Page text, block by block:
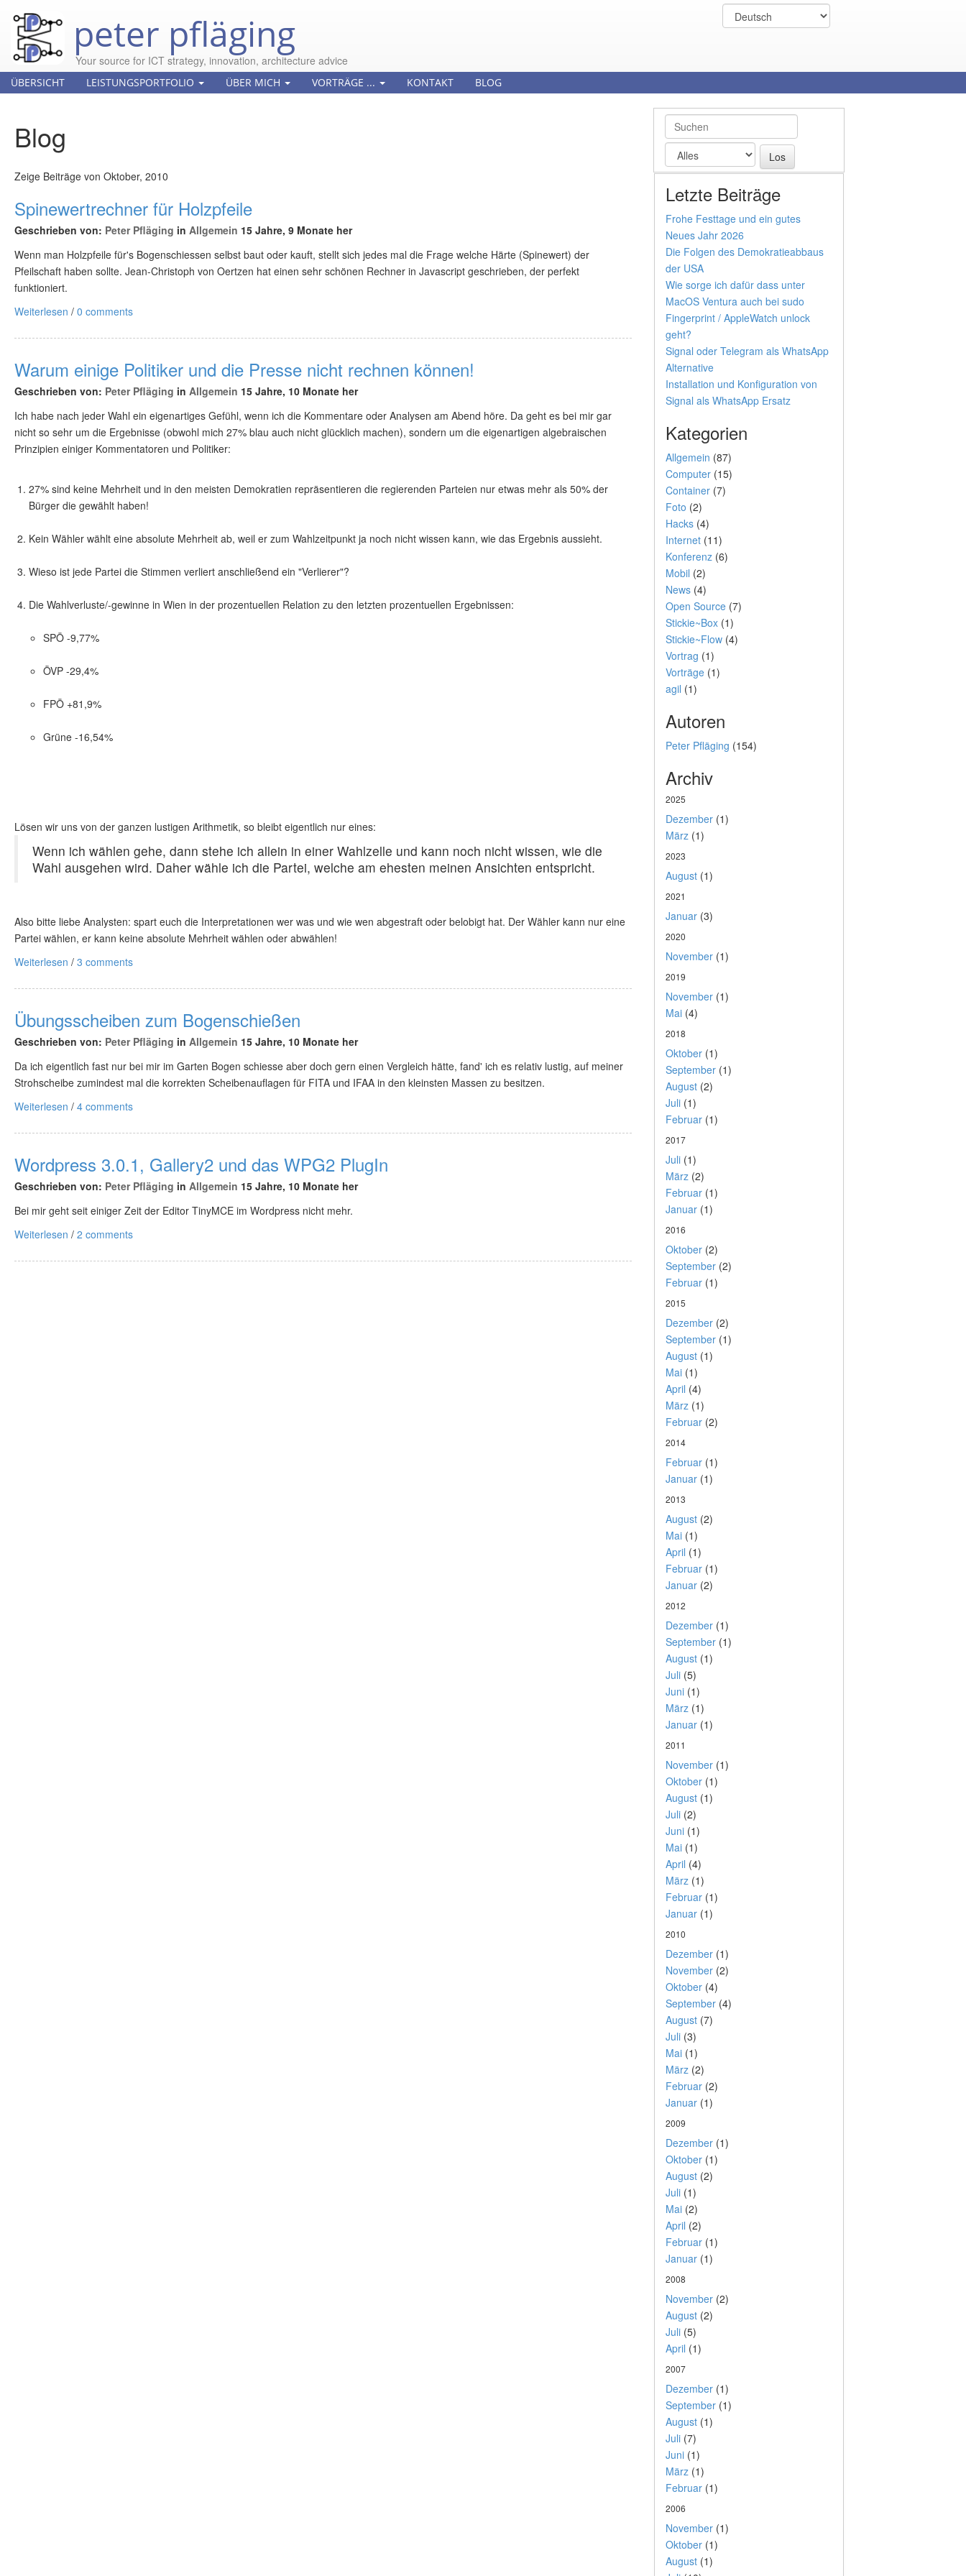
peter pfläging
Your source for ICT strategy, innovation, architecture advice
ÜBERSICHT LEISTUNGSPORTFOLIO ÜBER MICH VORTRÄGE ... KONTAKT BLOG
Blog
Zeige Beiträge von Oktober, 2010
Spinewertrechner für Holzpfeile
Geschrieben von: Peter Pfläging in Allgemein 15 Jahre, 9 Monate her
Wenn man Holzpfeile für's Bogenschiessen selbst baut oder kauft, stellt sich jedes mal die Frage welche Härte (Spinewert) der
Pfeilschaft haben sollte. Jean-Christoph von Oertzen hat einen sehr schönen Rechner in Javascript geschrieben, der perfekt
funktioniert.
Weiterlesen / 0 comments
Warum einige Politiker und die Presse nicht rechnen können!
Geschrieben von: Peter Pfläging in Allgemein 15 Jahre, 10 Monate her
Ich habe nach jeder Wahl ein eigenartiges Gefühl, wenn ich die Kommentare oder Analysen am Abend höre. Da geht es bei mir gar
nicht so sehr um die Ergebnisse (obwohl mich 27% blau auch nicht glücklich machen), sondern um die eigenartigen algebraischen
Prinzipien einiger Kommentatoren und Politiker:
27% sind keine Mehrheit und in den meisten Demokratien repräsentieren die regierenden Parteien nur etwas mehr als 50% der
Bürger die gewählt haben!
Kein Wähler wählt eine absolute Mehrheit ab, weil er zum Wahlzeitpunkt ja noch nicht wissen kann, wie das Ergebnis aussieht.
Wieso ist jede Partei die Stimmen verliert anschließend ein "Verlierer"?
Die Wahlverluste/-gewinne in Wien in der prozentuellen Relation zu den letzten prozentuellen Ergebnissen:
SPÖ -9,77%
ÖVP -29,4%
FPÖ +81,9%
Grüne -16,54%
Lösen wir uns von der ganzen lustigen Arithmetik, so bleibt eigentlich nur eines:
Wenn ich wählen gehe, dann stehe ich allein in einer Wahlzelle und kann noch nicht wissen, wie die
Wahl ausgehen wird. Daher wähle ich die Partei, welche am ehesten meinen Ansichten entspricht.
Also bitte liebe Analysten: spart euch die Interpretationen wer was und wie wen abgestraft oder belobigt hat. Der Wähler kann nur eine
Partei wählen, er kann keine absolute Mehrheit wählen oder abwählen!
Weiterlesen / 3 comments
Übungsscheiben zum Bogenschießen
Geschrieben von: Peter Pfläging in Allgemein 15 Jahre, 10 Monate her
Da ich eigentlich fast nur bei mir im Garten Bogen schiesse aber doch gern einen Vergleich hätte, fand' ich es relativ lustig, auf meiner
Strohscheibe zumindest mal die korrekten Scheibenauflagen für FITA und IFAA in den kleinsten Massen zu besitzen.
Weiterlesen / 4 comments
Wordpress 3.0.1, Gallery2 und das WPG2 PlugIn
Geschrieben von: Peter Pfläging in Allgemein 15 Jahre, 10 Monate her
Bei mir geht seit einiger Zeit der Editor TinyMCE im Wordpress nicht mehr.
Weiterlesen / 2 comments
Letzte Beiträge
Frohe Festtage und ein gutes
Neues Jahr 2026
Die Folgen des Demokratieabbaus
der USA
Wie sorge ich dafür dass unter
MacOS Ventura auch bei sudo
Fingerprint / AppleWatch unlock
geht?
Signal oder Telegram als WhatsApp
Alternative
Installation und Konfiguration von
Signal als WhatsApp Ersatz
Kategorien
Allgemein (87)
Computer(15)
Container(7)
Foto (2)
Hacks(4)
Internet(11)
Konferenz(6)
Mobil (2)
News(4)
Open Source(7)
Stickie~Box(1)
Stickie~Flow(4)
Vortrag (1)
Vorträge(1)
agil (1)
Autoren
Peter Pfläging (154)
Archiv
2025
Dezember(1)
März(1)
2023
August(1)
2021
Januar(3)
2020
November(1)
2019
November(1)
Mai(4)
2018
Oktober(1)
September(1)
August(2)
Juli(1)
Februar(1)
2017
Juli(1)
März(2)
Februar(1)
Januar(1)
2016
Oktober(2)
September(2)
Februar(1)
2015
Dezember(2)
September(1)
August(1)
Mai(1)
April (4)
März(1)
Februar(2)
2014
Februar(1)
Januar(1)
2013
August(2)
Mai(1)
April (1)
Februar(1)
Januar(2)
2012
Dezember(1)
September(1)
August(1)
Juli(5)
Juni(1)
März(1)
Januar(1)
2011
November(1)
Oktober(1)
August(1)
Juli(2)
Juni(1)
Mai(1)
April (4)
März(1)
Februar(1)
Januar(1)
2010
Dezember(1)
November(2)
Oktober(4)
September(4)
August(7)
Juli(3)
Mai(1)
März(2)
Februar(2)
Januar(1)
2009
Dezember(1)
Oktober(1)
August(2)
Juli(1)
Mai(2)
April (2)
Februar(1)
Januar(1)
2008
November(2)
August(2)
Juli(5)
April (1)
2007
Dezember(1)
September(1)
August(1)
Juli(7)
Juni(1)
März(1)
Februar(1)
2006
November(1)
Oktober(1)
August(1)